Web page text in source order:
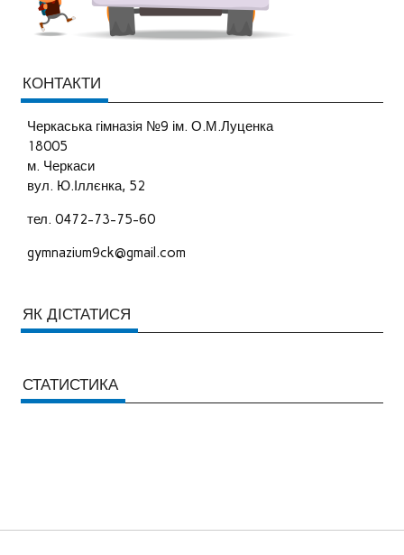
КОНТАКТИ
Черкаська гімназія №9 ім. О.М.Луценка
18005
м. Черкаси
вул. Ю.Іллєнка, 52
тел. 0472-73-75-60
gymnazium9ck@gmail.com
ЯК ДІСТАТИСЯ
СТАТИСТИКА